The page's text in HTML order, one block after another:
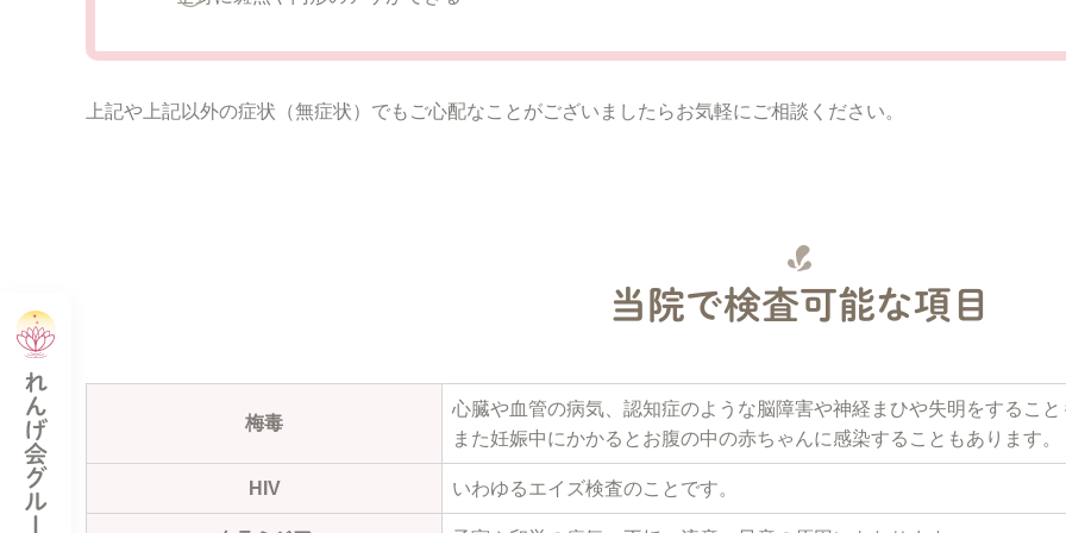
れんげ会グループ
上記や上記以外の症状（無症状）でもご心配なことがございましたらお気軽にご相談ください。
当院で検査可能な項目
梅毒
心臓や血管の病気、認知症のような脳障害や神経まひや失明をすること
また妊娠中にかかるとお腹の中の赤ちゃんに感染することもあります。
HIV いわゆるエイズ検査のことです。